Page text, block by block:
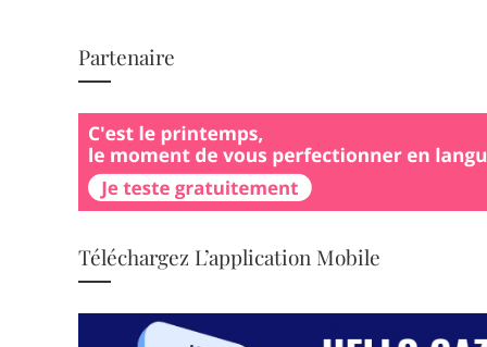
Partenaire
Téléchargez L’application Mobile